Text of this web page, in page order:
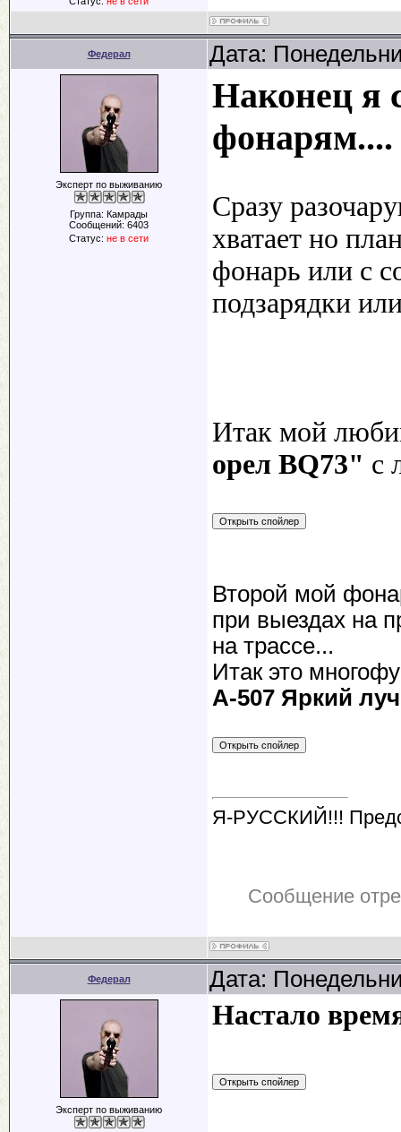
Федерал Дата:
Эксперт по выживанию
Группа: Камрады
Сообщений: 6403
Статус: не в сети
Наконец я
фонарям....
Сразу
хватает но
фонарь или с
подзарядки
Итак мой
орел BQ73" с
Второй мой
при выездах на
на трассе...
Итак это
А-507 Яркий луч
Я-РУССКИЙ!!!
Сообщение
Федерал Дата:
Эксперт по выживанию
Настало